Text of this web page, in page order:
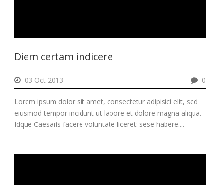
Diem certam indicere
03 Oct 2013 0
Lorem ipsum dolor sit amet, consectetur adipisici elit, sed
eiusmod tempor incidunt ut labore et dolore magna aliqua.
Idque Caesaris facere voluntate liceret: sese habere....